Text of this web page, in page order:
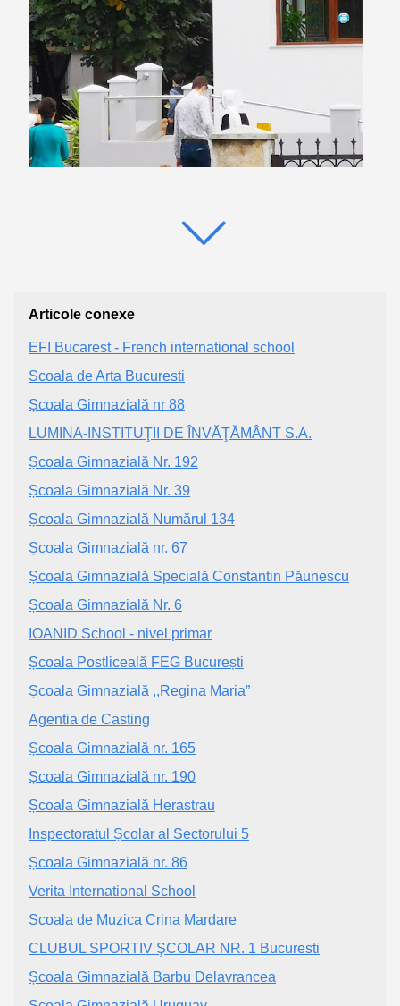
Articole conexe
EFI Bucarest - French international school
Scoala de Arta Bucuresti
Școala Gimnazială nr 88
LUMINA-INSTITUŢII DE ÎNVĂŢĂMÂNT S.A.
Școala Gimnazială Nr. 192
Școala Gimnazială Nr. 39
Școala Gimnazială Numărul 134
Școala Gimnazială nr. 67
Școala Gimnazială Specială Constantin Păunescu
Școala Gimnazială Nr. 6
IOANID School - nivel primar
Școala Postliceală FEG București
Școala Gimnazială ,,Regina Maria”
Agentia de Casting
Școala Gimnazială nr. 165
Școala Gimnazială nr. 190
Școala Gimnazială Herastrau
Inspectoratul Școlar al Sectorului 5
Școala Gimnazială nr. 86
Verita International School
Scoala de Muzica Crina Mardare
CLUBUL SPORTIV ŞCOLAR NR. 1 Bucuresti
Școala Gimnazială Barbu Delavrancea